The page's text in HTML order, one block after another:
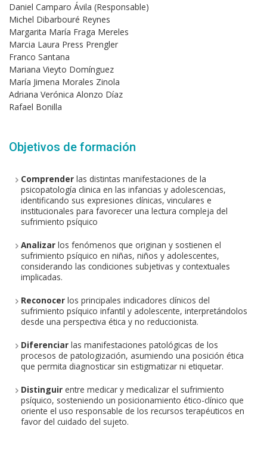
Daniel Camparo Ávila (Responsable)
Michel Dibarbouré Reynes
Margarita María Fraga Mereles
Marcia Laura Press Prengler
Franco Santana
Mariana Vieyto Domínguez
María Jimena Morales Zinola
Adriana Verónica Alonzo Díaz
Rafael Bonilla
Objetivos de formación
Comprender las distintas manifestaciones de la
psicopatología clinica en las infancias y adolescencias,
identificando sus expresiones clínicas, vinculares e
institucionales para favorecer una lectura compleja del
sufrimiento psíquico
Analizar los fenómenos que originan y sostienen el
sufrimiento psíquico en niñas, niños y adolescentes,
considerando las condiciones subjetivas y contextuales
implicadas.
Reconocer los principales indicadores clínicos del
sufrimiento psíquico infantil y adolescente, interpretándolos
desde una perspectiva ética y no reduccionista.
Diferenciar las manifestaciones patológicas de los
procesos de patologización, asumiendo una posición ética
que permita diagnosticar sin estigmatizar ni etiquetar.
Distinguir entre medicar y medicalizar el sufrimiento
psíquico, sosteniendo un posicionamiento ético-clínico que
oriente el uso responsable de los recursos terapéuticos en
favor del cuidado del sujeto.